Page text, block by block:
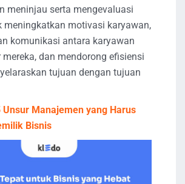
meninjau serta mengevaluasi
meningkatkan motivasi karyawan,
komunikasi antara karyawan
dan mendorong efisiensi
tujuan dengan tujuan
Unsur Manajemen yang Harus
Bisnis